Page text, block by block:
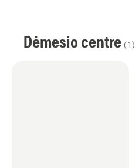
Dėmesio centre (1)